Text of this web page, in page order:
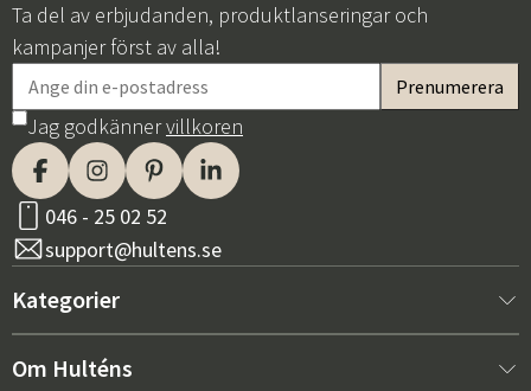
Ta del av erbjudanden, produktlanseringar och
kampanjer först av alla!
Jag godkännervillkoren
046 - 25 02 52
support@hultens.se
Kategorier
Nytt hos oss
Om Hulténs